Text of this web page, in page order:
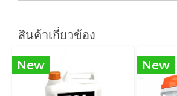
สินค้าเกี่ยวข้อง
New New